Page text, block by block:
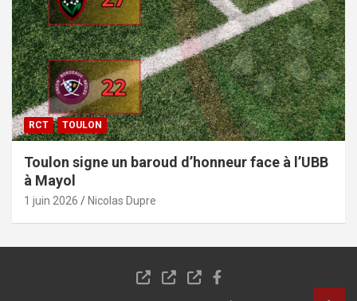
RCT TOULON
Toulon signe un baroud d’honneur face à l’UBB
à Mayol
1 juin 2026 Nicolas Dupre